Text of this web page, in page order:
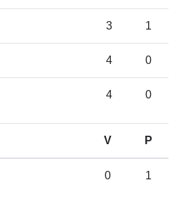
3 1
4 0
4 0
V P
0 1